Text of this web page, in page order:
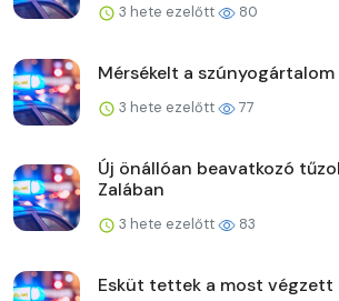
3 hete ezelőtt 80
Mérsékelt a szúnyogártalom
3 hete ezelőtt 77
Új önállóan beavatkozó
Zalában
3 hete ezelőtt 83
Esküt tettek a most